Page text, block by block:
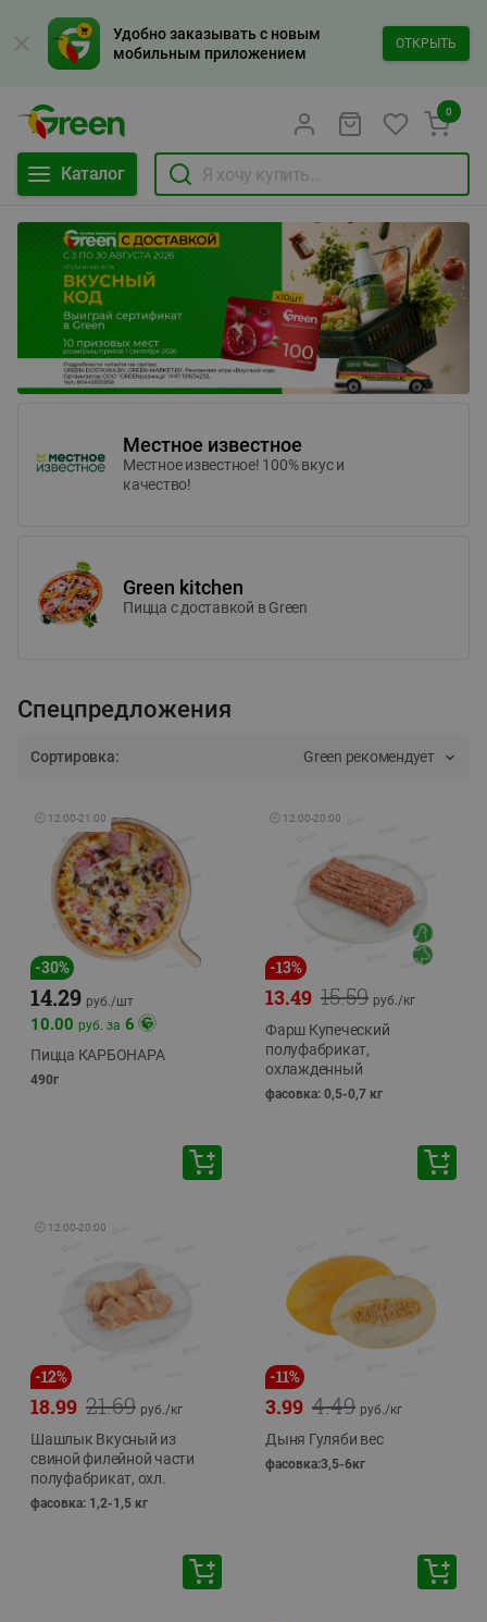
Удобно заказывать с новым
мобильным приложением
ОТКРЫТЬ
Каталог
0
Местное известное
Местное известное! 100% вкус и
качество!
Green kitchen
Пицца c доставкой в Green
Спецпредложения
Сортировка: Green рекомендует
🕘 12:00-21:00
-30%
14.29 руб./шт
10.00 руб. за 6
Пицца КАРБОНАРА
490г
🕘 12:00-20:00
-13%
15.59
13.49 руб./кг
Фарш Купеческий
полуфабрикат,
охлажденный
фасовка: 0,5-0,7 кг
🕘 12:00-20:00
-12%
21.69
18.99 руб./кг
Шашлык Вкусный из
свиной филейной части
полуфабрикат, охл.
фасовка: 1,2-1,5 кг
-11%
4.49
3.99 руб./кг
Дыня Гуляби вес
фасовка:3,5-6кг